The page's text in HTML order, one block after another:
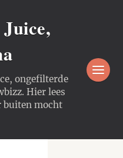
ongefilterde
Hier lees
buiten mocht